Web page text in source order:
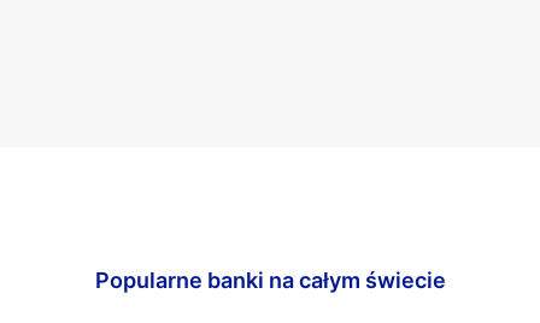
Popularne banki na całym świecie